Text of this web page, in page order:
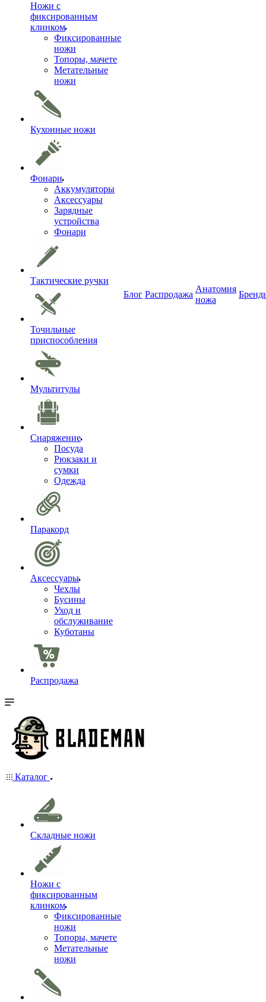
Ножи с
фиксированным
клинком
Фиксированные
ножи
Топоры, мачете
Метательные
ножи
Кухонные ножи
Фонари
Аккумуляторы
Аксессуары
Зарядные
устройства
Фонари
Тактические ручки
Точильные
приспособления
Мультитулы
Снаряжение
Посуда
Рюкзаки и
сумки
Одежда
Паракорд
Аксессуары
Чехлы
Бусины
Уход и
обслуживание
Куботаны
Распродажа
Блог Распродажа
Анатомия
ножа
Каталог
Складные ножи
Ножи с
фиксированным
клинком
Фиксированные
ножи
Топоры, мачете
Метательные
ножи